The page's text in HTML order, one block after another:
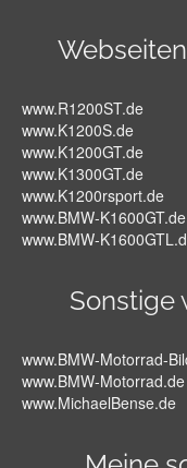
www.R1200ST.de
www.K1200S.de
www.K1200GT.de
www.K1300GT.de
www.K1200rsport.de
www.BMW-K1600GT.de
www.BMW-
Sonstige
www.BMW-Motorrad-
www.BMW-Motorrad.de
www.MichaelBense.de